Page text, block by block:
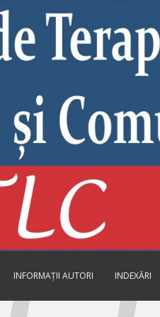
INFORMAȚII AUTORI INDEXĂRI